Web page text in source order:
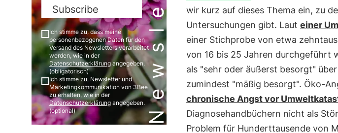
Subscribe
Ich stimme zu, dass meine
personenbezogenen Daten für den
Versand des Newsletters verarbeitet
werden, wie in der
Datenschutzerklärungangegeben.
(obligatorisch)
Ich stimme zu, Newsletter und
Marketingkommunikation von 3Bee
zu erhalten, wie in der
Datenschutzerklärung angegeben.
(optional)
wir kurz auf dieses Thema ein, zu
Untersuchungen gibt. Laut einer
einer Stichprobe von etwa
von 16 bis 25 Jahren durchgeführt
als "sehr oder äußerst besorgt"
zumindest "mäßig besorgt". Öko-
chronische Angst vor
Diagnosehandbüchern nicht als
Problem für Hunderttausende von